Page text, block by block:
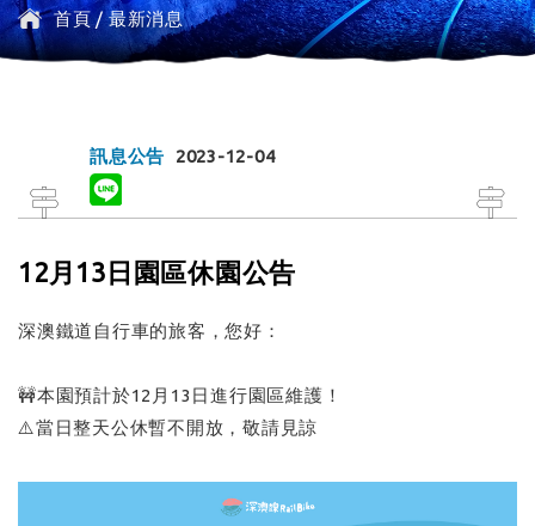
首頁/最新消息
訊息公告 2023-12-04
12月13日園區休園公告
深澳鐵道自行車的旅客，您好：
🚧本園預計於12月13日進行園區維護！
⚠️當日整天公休暫不開放，敬請見諒